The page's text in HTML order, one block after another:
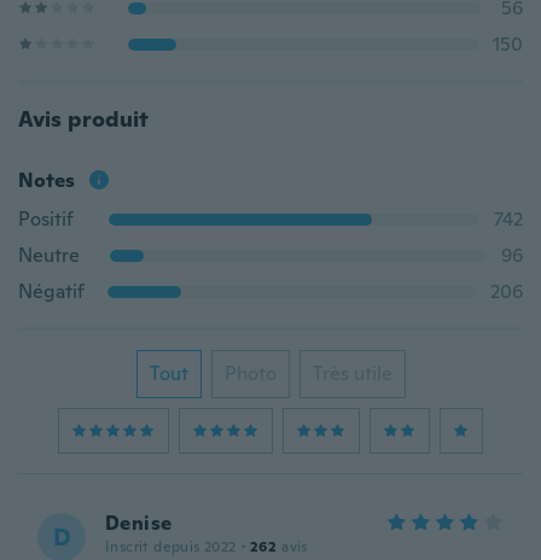
56
150
Avis produit
Notes
Positif
742
Neutre
96
Négatif
206
Tout Photo Très utile
D Denise
Inscrit depuis 2022 · 262 avis